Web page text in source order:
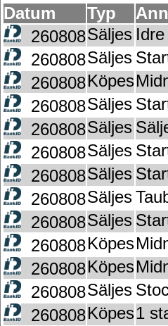
Datum Typ
260808Säljes
260808Säljes
260808Köpes
260808Säljes
260808Säljes
260808Säljes
260808Säljes
260808Säljes
260808Säljes
260808Köpes
260808Köpes
260808Säljes
260808Köpes1